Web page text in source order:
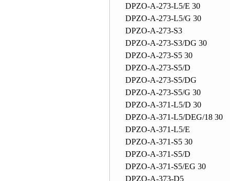
DPZO-A-273-L5/E 30
DPZO-A-273-L5/G 30
DPZO-A-273-S3
DPZO-A-273-S3/DG 30
DPZO-A-273-S5 30
DPZO-A-273-S5/D
DPZO-A-273-S5/DG
DPZO-A-273-S5/G 30
DPZO-A-371-L5/D 30
DPZO-A-371-L5/DEG/18 30
DPZO-A-371-L5/E
DPZO-A-371-S5 30
DPZO-A-371-S5/D
DPZO-A-371-S5/EG 30
DPZO-A-373-D5